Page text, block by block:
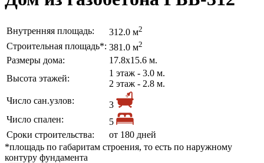
Внутренняя площадь: 312.0 м2
Строительная площадь*: 381.0 м2
Размеры дома:
17.8х15.6 м.
Высота этажей:
1 этаж - 3.0 м.
2 этаж - 2.8 м.
Число сан.узлов:
3
Число спален:
5
Сроки строительства:
от 180 дней
*площадь по габаритам строения, то есть по наружному
контуру фундамента